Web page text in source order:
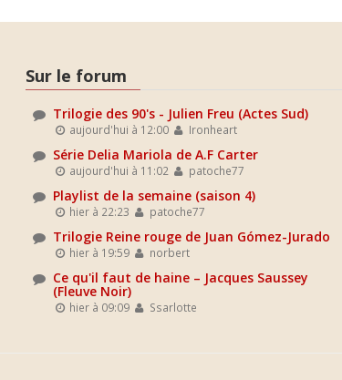
Sur le forum
Trilogie des 90's - Julien Freu (Actes Sud)
aujourd'hui à 12:00 Ironheart
Série Delia Mariola de A.F Carter
aujourd'hui à 11:02 patoche77
Playlist de la semaine (saison 4)
hier à 22:23 patoche77
Trilogie Reine rouge de Juan Gómez-Jurado
hier à 19:59 norbert
Ce qu'il faut de haine – Jacques Saussey
(Fleuve Noir)
hier à 09:09 Ssarlotte